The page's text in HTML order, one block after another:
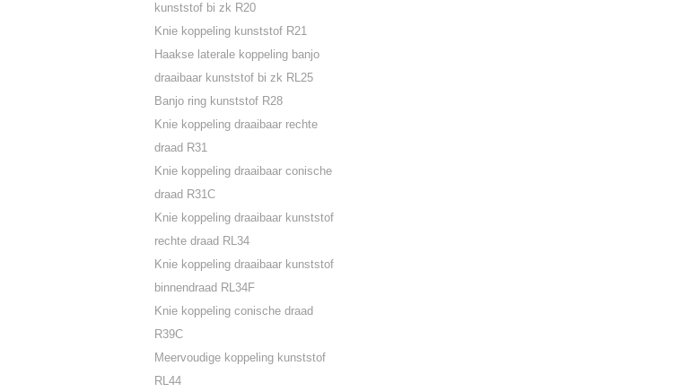
kunststof bi zk R20
Knie koppeling kunststof R21
Haakse laterale koppeling banjo
draaibaar kunststof bi zk RL25
Banjo ring kunststof R28
Knie koppeling draaibaar rechte
draad R31
Knie koppeling draaibaar conische
draad R31C
Knie koppeling draaibaar kunststof
rechte draad RL34
Knie koppeling draaibaar kunststof
binnendraad RL34F
Knie koppeling conische draad
R39C
Meervoudige koppeling kunststof
RL44